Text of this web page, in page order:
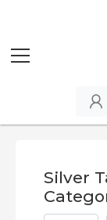
Silver